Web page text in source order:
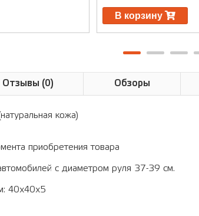
В корзину
Отзывы (0) Обзоры
кожа)
приобретения товара
с диаметром руля 37-39 см.
40x40x5